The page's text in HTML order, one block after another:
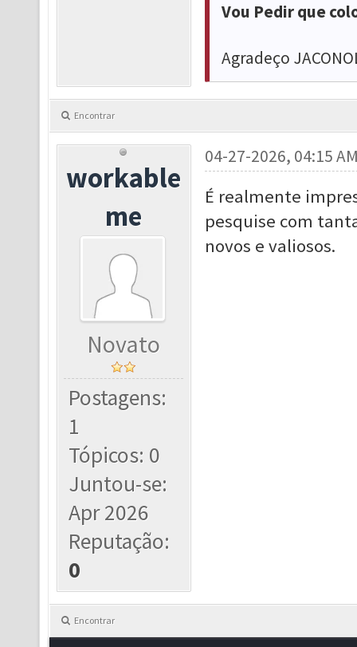
Vou Pedir que
Agradeço
Encontrar
workable
me
Novato
Postagens:
1
Tópicos: 0
Juntou-se:
Apr 2026
Reputação:
0
04-27-2026, 04:15
É realmente
pesquise com
novos e valiosos.
Encontrar